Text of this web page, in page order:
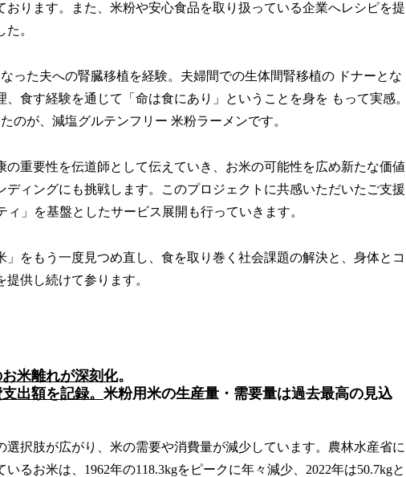
おります。また、米粉や安心食品を取り扱っている企業へレシピを提
た。
った夫への腎臓移植を経験。夫婦間での生体間腎移植の ドナーとな
食す経験を通じて「命は食にあり」ということを身を もって実感。
のが、減塩グルテンフリー 米粉ラーメンです。
重要性を伝道師として伝えていき、お米の可能性を広め新たな価値
ディングにも挑戦します。このプロジェクトに共感いただいたご支援
」を基盤としたサービス展開も行っていきます。
をもう一度見つめ直し、食を取り巻く社会課題の解決と、身体とコ
供し続けて参ります。
お米離れが深刻化。
出額を記録。 米粉用米の生産量・需要量は過去最高の見込
択肢が広がり、米の需要や消費量が減少しています。農林水産省に
るお米は、1962年の118.3kgをピークに年々減少、2022年は50.7kgと